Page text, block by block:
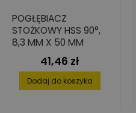
POGŁĘBIACZ
STOŻKOWY HSS 90°,
8,3 MM X 50 MM
Cena
41,46 zł
Dodaj do koszyka